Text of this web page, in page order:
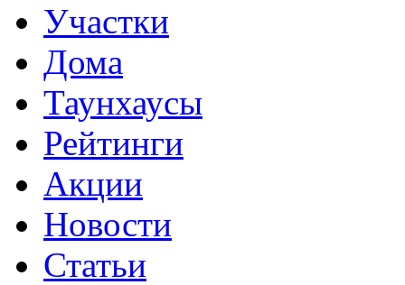
Участки
Дома
Таунхаусы
Рейтинги
Акции
Новости
Статьи